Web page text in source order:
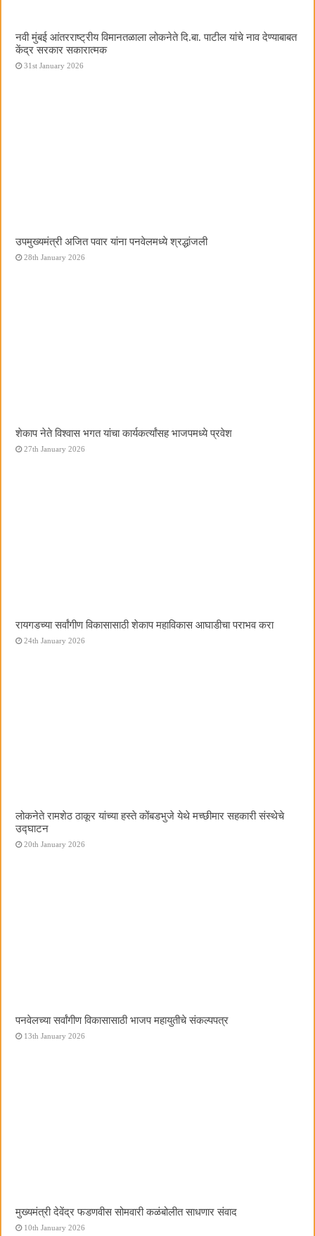
नवी मुंबई आंतरराष्ट्रीय विमानतळाला लोकनेते दि.बा. पाटील यांचे नाव देण्याबाबत
केंद्र सरकार सकारात्मक
31st January 2026
उपमुख्यमंत्री अजित पवार यांना पनवेलमध्ये श्रद्धांजली
28th January 2026
शेकाप नेते विश्वास भगत यांचा कार्यकर्त्यांसह भाजपमध्ये प्रवेश
27th January 2026
रायगडच्या सर्वांगीण विकासासाठी शेकाप महाविकास आघाडीचा पराभव करा
24th January 2026
लोकनेते रामशेठ ठाकूर यांच्या हस्ते कोंबडभुजे येथे मच्छीमार सहकारी संस्थेचे
उद्घाटन
20th January 2026
पनवेलच्या सर्वांगीण विकासासाठी भाजप महायुतीचे संकल्पपत्र
13th January 2026
मुख्यमंत्री देवेंद्र फडणवीस सोमवारी कळंबोलीत साधणार संवाद
10th January 2026